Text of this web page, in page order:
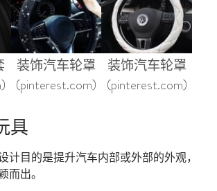
装饰汽车轮罩
(pinterest.com)
装饰汽车轮罩
(pinterest.com)
具
计目的是提升汽车内部或外部的外观，
而出。